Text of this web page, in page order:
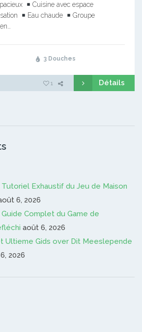
Cuisine avec espace
Eau chaude
Groupe
3 Douches
1 Détails
Tutoriel Exhaustif du Jeu de Maison
6, 2026
Complet du Game de
août 6, 2026
Ultieme Gids over Dit Meeslepende
2026